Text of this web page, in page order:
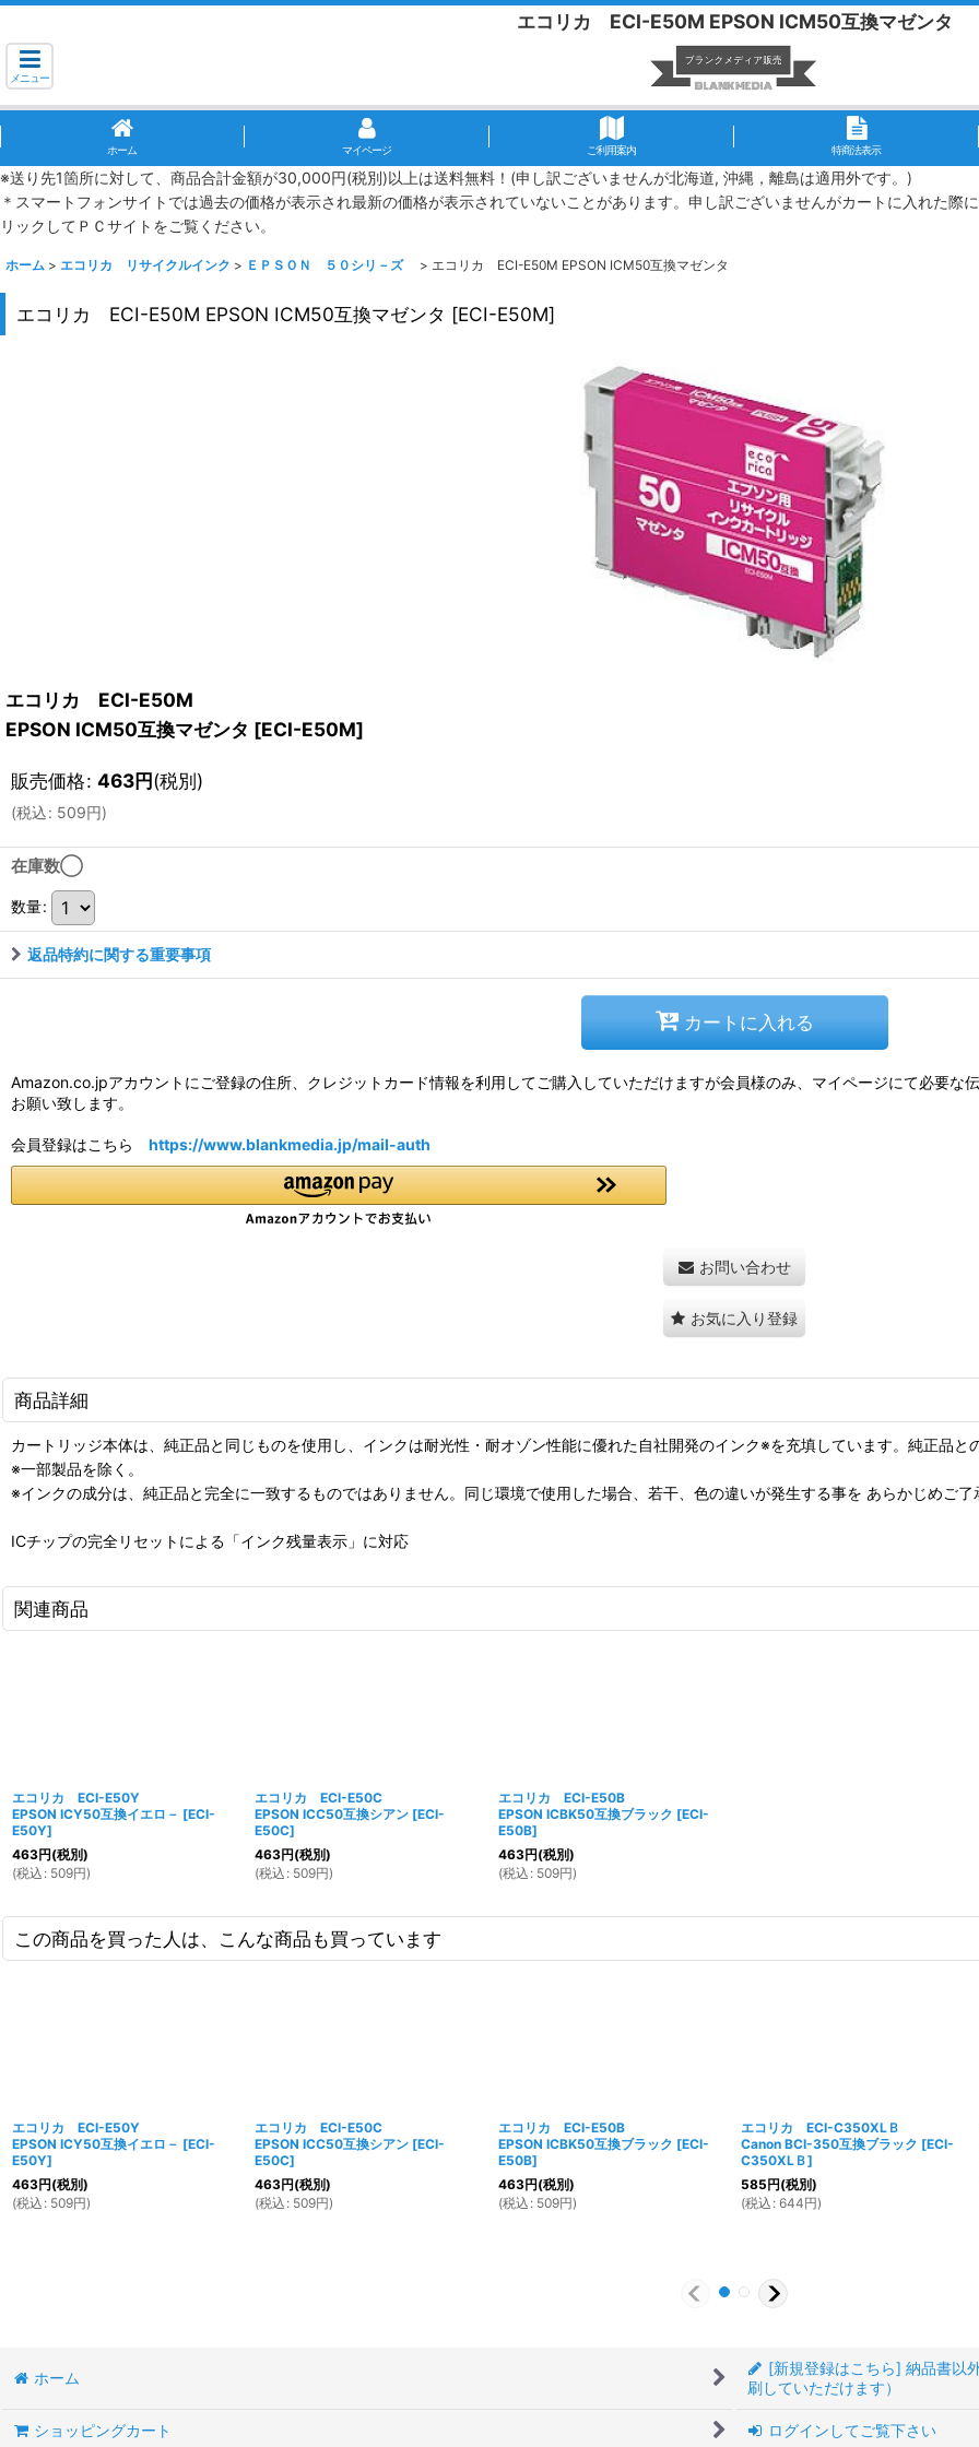
エコリカ ECI-E50M EPSON ICM50互換マゼンタ
メニュー
ホーム マイページ ご利用案内 特商法表示
※送り先1箇所に対して、商品合計金額が30,000円(税別)以上は送料無料！(申し訳ございませんが北海道, 沖縄，離島は適用外です。)
＊スマートフォンサイトでは過去の価格が表示され最新の価格が表示されていないことがあります。申し訳ございませんがカートに入れた際
リックしてＰＣサイトをご覧ください。
ホーム > エコリカ リサイクルインク > ＥＰＳＯＮ ５０シリ－ズ > エコリカ ECI-E50M EPSON ICM50互換マゼンタ
エコリカ ECI-E50M EPSON ICM50互換マゼンタ [ECI-E50M]
エコリカ ECI-E50M
EPSON ICM50互換マゼンタ [ECI-E50M]
販売価格: 463円(税別)
(税込: 509円)
在庫数◯
数量:
返品特約に関する重要事項
カートに入れる
Amazon.co.jpアカウントにご登録の住所、クレジットカード情報を利用してご購入していただけますが会員様のみ、マイページにて必要な
お願い致します。
会員登録はこちら https://www.blankmedia.jp/mail-auth
お問い合わせ
お気に入り登録
商品詳細
カートリッジ本体は、純正品と同じものを使用し、インクは耐光性・耐オゾン性能に優れた自社開発のインク※を充填しています。純正品と
※一部製品を除く。
※インクの成分は、純正品と完全に一致するものではありません。同じ環境で使用した場合、若干、色の違いが発生する事を あらかじめご了
ICチップの完全リセットによる「インク残量表示」に対応
関連商品
エコリカ ECI-E50Y
EPSON ICY50互換イエロ－ [ECI-
E50Y]
463円(税別)
(税込 : 509円)
エコリカ ECI-E50C
EPSON ICC50互換シアン [ECI-
E50C]
463円(税別)
(税込 : 509円)
エコリカ ECI-E50B
EPSON ICBK50互換ブラック [ECI-
E50B]
463円(税別)
(税込 : 509円)
この商品を買った人は、こんな商品も買っています
エコリカ ECI-E50Y
EPSON ICY50互換イエロ－ [ECI-
E50Y]
463円(税別)
(税込 : 509円)
エコリカ ECI-E50C
EPSON ICC50互換シアン [ECI-
E50C]
463円(税別)
(税込 : 509円)
エコリカ ECI-E50B
EPSON ICBK50互換ブラック [ECI-
E50B]
463円(税別)
(税込 : 509円)
エコリカ ECI-C350XLＢ
Canon BCI-350互換ブラック [ECI-
C350XLＢ]
585円(税別)
(税込 : 644円)
ホーム
[新規登録はこちら] 納品書以
刷していただけます）
ショッピングカート ログインしてご覧下さい